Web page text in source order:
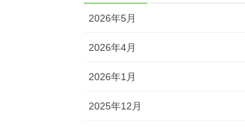
2026年5月
2026年4月
2026年1月
2025年12月